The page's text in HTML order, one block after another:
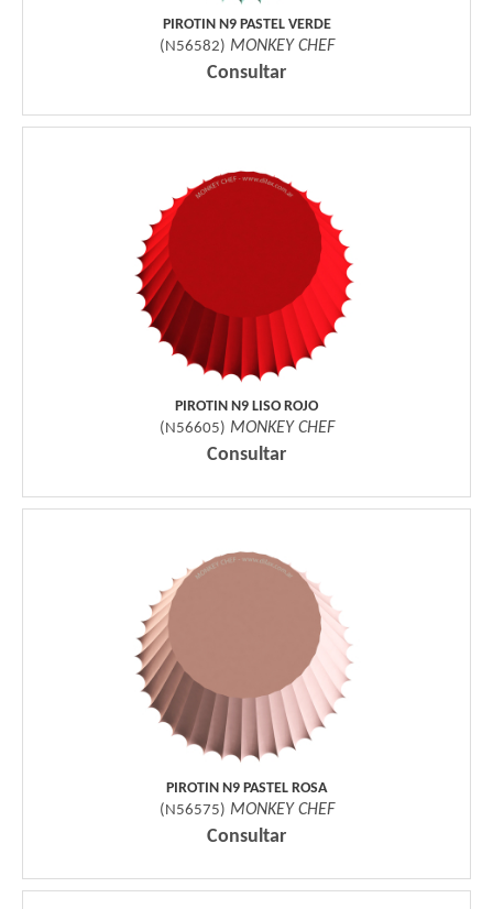
PIROTIN N9 PASTEL VERDE
( N56582) MONKEY CHEF
Consultar
PIROTIN N9 LISO ROJO
( N56605) MONKEY CHEF
Consultar
PIROTIN N9 PASTEL ROSA
( N56575) MONKEY CHEF
Consultar